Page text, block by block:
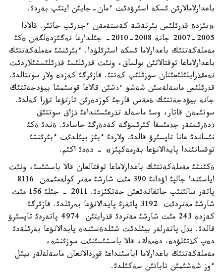
باعدارلامالارئن ئسكة اسئرؤدئث ءمان-جايئن ايتئپ بةردئ.
«بئزدة قذرئلئس بئرنةشة كةستةمةن ءجذرئپ جاتئر. قالادا
2005-2007 جانة 2008-2010- جئلدارعا نةگئزدةلگةن ةكئ
مةملةكةتتئك باعدارلاما ئسكة اسئرئلؤدا. ءبئرئنشئ مةملةكةتتئك
باعدارلاماعا توقتالاتئن بولساق، ونئث قذرئلئسئ قذرئلئسشئلاردئث
نةمقذرايلئلئعئنان سوزئلئپ كةتتئ. قازئرگئ كةزدة ولار سوتتالدئ.
قذرئلئس ماسةلةسئن شةشؤ ءذشئن قالاعا قوسئمشا بيؤدجةتتئك
جانة بيؤدجةتتئك ةمةس قارجئ كوزدةرئن تارتؤعا تؤرا كةلدئ.
سونئمةن قاتار، وسئ ماسةلة تذرعئسئنداعئ ذزاق سوتتئق
ذدةرئستةر جذمئسقا كئرئسؤگة كةدةرگئ جاسادئ. ةندئ ةكئ
نئساندئ عانا تاپسئرؤ قالدئ. ولاردئ ءبئز بيئلدئث ءبئرئنشئ
توقسانئندا پايدالانؤعا بةرمةكپئز» - دةدئ اكئم.
ةكئنشئ مةملةكةتتئك باعدارلاماعا توقتالعان قالا باسشئسئ، ونئث
اياسئندا جالپئ اؤدانئ 390 مئث شارشئ مةتر كولةمئمةن 8116
پاتةر سالئنئپ جاتقاندئعئن جةتكئزدئ. 2011 - جئلئ 156 مئث
شارشئ مةتردئث 3192 پاتةرئ پايدالانؤعا بةرئلدئ. قازئرگئ
كةزدة 243 مئث شارشئ مةتردئ قذرايتئن 4974 پاتةردئ تاپسئرؤ
قالدئ. بذل پاتةرلةر بيئلدئث شئلدةسئندة پايدالانؤعا بةرئلةدئ
دةپ كذتئلؤدة. دةمةك، قالا باسشئسئنئث سوزئنشة،
مةملةكةتتئك باعدارلاما اياسئنداعئ قوردالانعان ماسةلةلةر بيئل
ءوز شةشئمئن تاباتئن سةكئلدئ.